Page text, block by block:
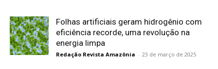
Folhas artificiais geram hidrogênio com
eficiência recorde, uma revolução na
energia limpa
Redação Revista Amazônia - 23 de março de 2025